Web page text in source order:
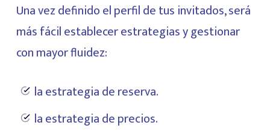
Una vez definido el perfil de tus invitados, será
más fácil establecer estrategias y gestionar
con mayor fluidez:
la estrategia de reserva.
la estrategia de precios.